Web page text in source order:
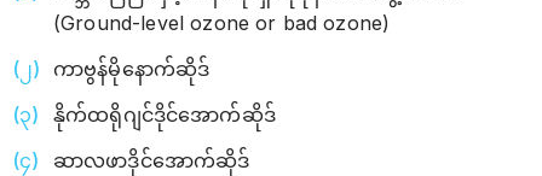
(Ground-level ozone or bad ozone)
ကာဗွန်မိုနောက်ဆိုဒ်
နိုက်ထရိုဂျင်ဒိုင်အောက်ဆိုဒ်
ဆာလဖာဒိုင်အောက်ဆိုဒ်